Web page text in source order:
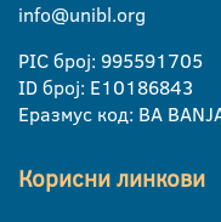
info@unibl.org
PIC број: 995591705
ID број: E10186843
Еразмус код: BA
Корисни линкови